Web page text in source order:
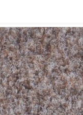
Auf Wiedersehen!